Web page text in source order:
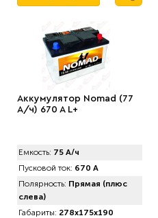
Аккумулятор Nomad (77
А/ч) 670 A L+
Емкость: 75 А/ч
Пусковой ток: 670 А
Полярность: Прямая (плюс
слева)
Габариты: 278x175x190